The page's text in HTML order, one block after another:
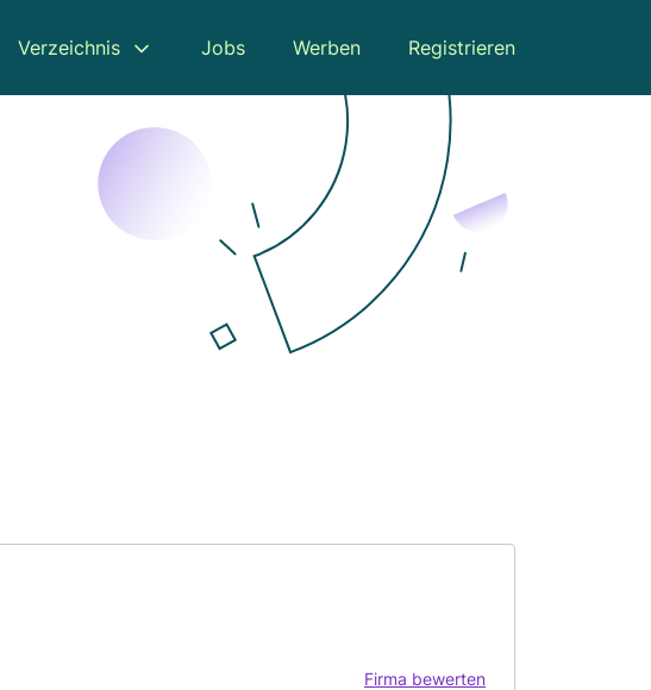
Verzeichnis Jobs Werben Registrieren
Firma bewerten